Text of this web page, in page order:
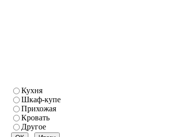
Кухня
Шкаф-купе
Прихожая
Кровать
Другое